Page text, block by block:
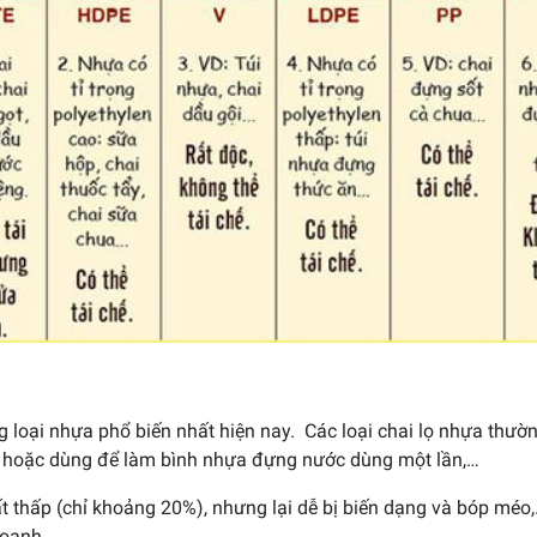
loại nhựa phổ biến nhất hiện nay. Các loại chai lọ nhựa
dùng để làm bình nhựa đựng nước dùng một lần,…
(chỉ khoảng 20%), nhưng lại dễ bị biến dạng và bóp